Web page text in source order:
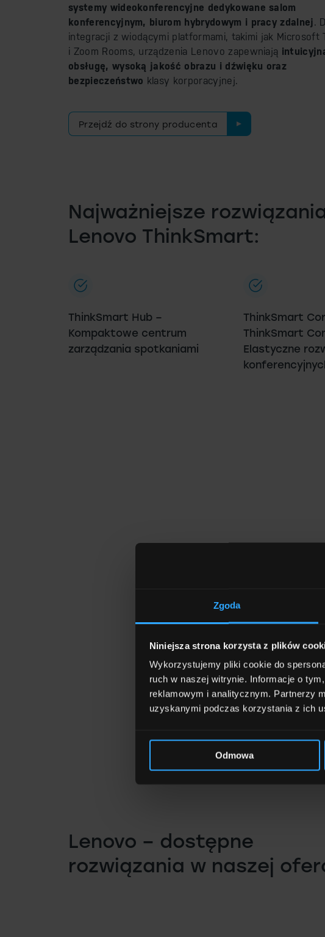
Zgoda
Niniejsza strona korzysta z plików
Wykorzystujemy pliki cookie do
ruch w naszej witrynie. Informacje o
reklamowym i analitycznym. Partnerzy
uzyskanymi podczas korzystania z ich
Odmowa
systemy wideokonferencyjne dedykowane salom
konferencyjnym, biurom hybrydowym i pracy zdalnej.
integracji z wiodącymi platformami, takimi jak Microsoft
i Zoom Rooms, urządzenia Lenovo zapewniają
obsługę, wysoką jakość obrazu i dźwięku oraz
bezpieczeństwo klasy korporacyjnej.
Przejdź do strony producenta
Najważniejsze
Lenovo ThinkSmart:
ThinkSmart Hub –
Kompaktowe centrum
zarządzania spotkaniami
ThinkSmart
ThinkSmart
Elastyczne
Lenovo – dostępne
rozwiązania w naszej